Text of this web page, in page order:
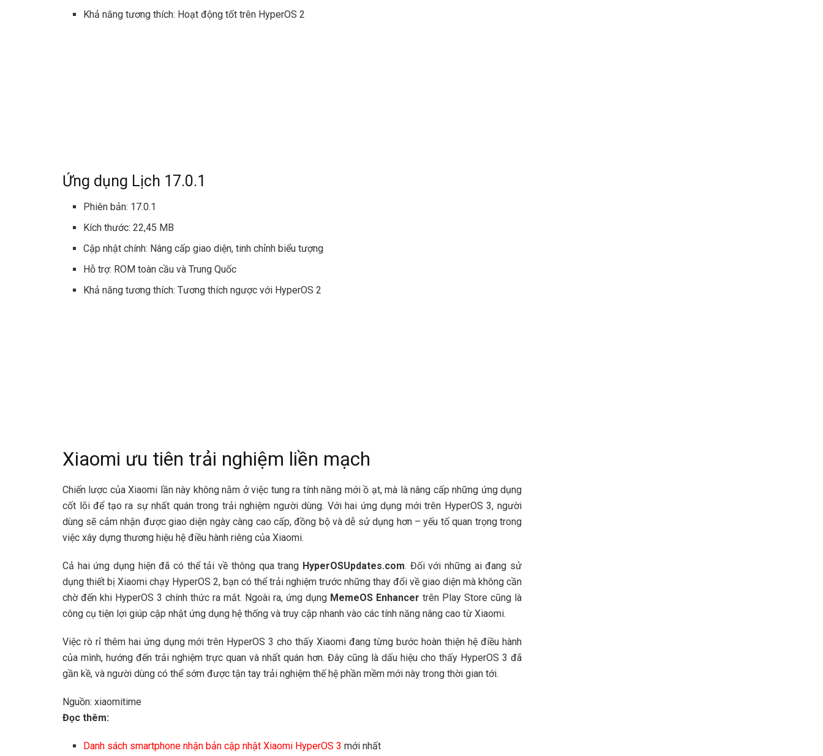
Khả năng tương thích: Hoạt động tốt trên HyperOS 2
Ứng dụng Lịch 17.0.1
Phiên bản: 17.0.1
Kích thước: 22,45 MB
Cập nhật chính: Nâng cấp giao diện, tinh chỉnh biểu tượng
Hỗ trợ: ROM toàn cầu và Trung Quốc
Khả năng tương thích: Tương thích ngược với HyperOS 2
Xiaomi ưu tiên trải nghiệm liền mạch
Chiến lược của Xiaomi lần này không nằm ở việc tung ra tính năng mới ồ ạt, mà là nâng cấp những ứng dụng
cốt lõi để tạo ra sự nhất quán trong trải nghiệm người dùng. Với hai ứng dụng mới trên HyperOS 3, người
dùng sẽ cảm nhận được giao diện ngày càng cao cấp, đồng bộ và dễ sử dụng hơn – yếu tố quan trọng trong
việc xây dựng thương hiệu hệ điều hành riêng của Xiaomi.
Cả hai ứng dụng hiện đã có thể tải về thông qua trang HyperOSUpdates.com. Đối với những ai đang sử
dụng thiết bị Xiaomi chạy HyperOS 2, bạn có thể trải nghiệm trước những thay đổi về giao diện mà không cần
chờ đến khi HyperOS 3 chính thức ra mắt. Ngoài ra, ứng dụng MemeOS Enhancer trên Play Store cũng là
công cụ tiện lợi giúp cập nhật ứng dụng hệ thống và truy cập nhanh vào các tính năng nâng cao từ Xiaomi.
Việc rò rỉ thêm hai ứng dụng mới trên HyperOS 3 cho thấy Xiaomi đang từng bước hoàn thiện hệ điều hành
của mình, hướng đến trải nghiệm trực quan và nhất quán hơn. Đây cũng là dấu hiệu cho thấy HyperOS 3 đã
gần kề, và người dùng có thể sớm được tận tay trải nghiệm thế hệ phần mềm mới này trong thời gian tới.
Nguồn: xiaomitime
Đọc thêm:
Danh sách smartphone nhận bản cập nhật Xiaomi HyperOS 3 mới nhất